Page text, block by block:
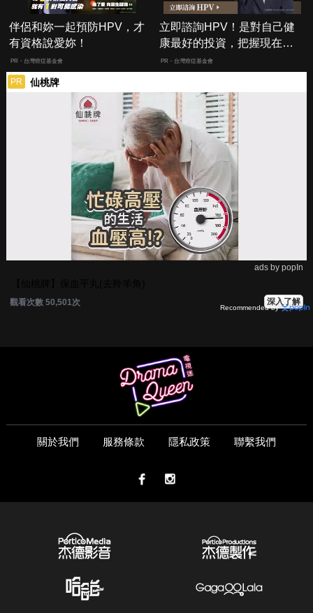
伴侶和妳一起預防HPV，才
有資格說愛妳！
PR・台灣癌症基金會
立即諮詢HPV！是對自己健
康最好的投資，把握現在不
嫌晚！
PR・台灣癌症基金會
PR 仙桃牌
ads by popIn
觀看次數 50,501次 深入了解
Recommended by
關於我們 服務條款 隱私政策 聯繫我們